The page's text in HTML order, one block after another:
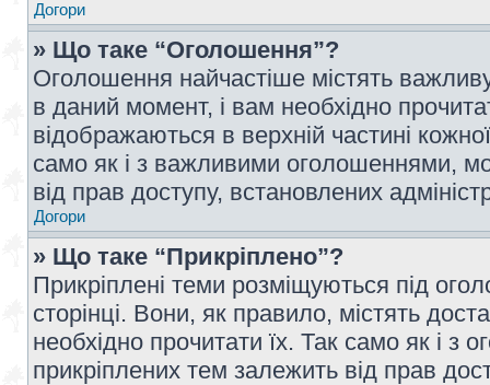
Догори
» Що таке “Оголошення”?
Оголошення найчастіше містять
в даний момент, і вам необхідно
відображаються в верхній частині
само як і з важливими оголошеннями,
від прав доступу, встановлених
Догори
» Що таке “Прикріплено”?
Прикріплені теми розміщуються під
сторінці. Вони, як правило, містять
необхідно прочитати їх. Так само як і
прикріплених тем залежить від прав